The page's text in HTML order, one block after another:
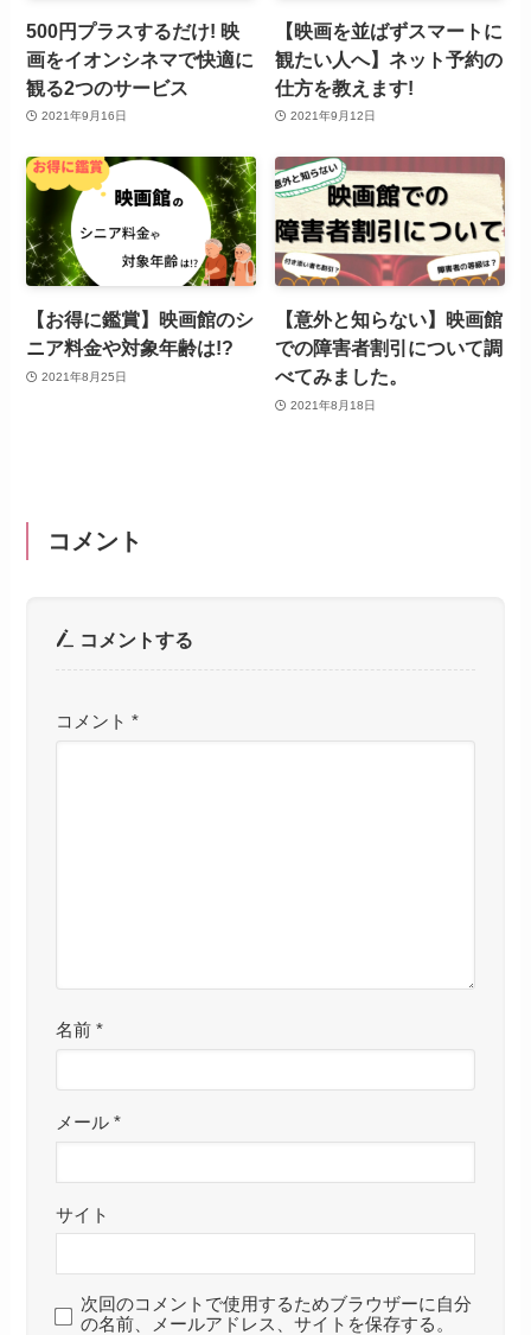
500円プラスするだけ! 映
画をイオンシネマで快適に
観る2つのサービス
2021年9月16日
【映画を並ばずスマートに
観たい人へ】ネット予約の
仕方を教えます!
2021年9月12日
【お得に鑑賞】映画館のシ
ニア料金や対象年齢は!?
2021年8月25日
【意外と知らない】映画館
での障害者割引について調
べてみました。
2021年8月18日
コメント
コメントする
コメント *
名前 *
メール *
サイト
次回のコメントで使用するためブラウザーに自分
の名前、メールアドレス、サイトを保存する。